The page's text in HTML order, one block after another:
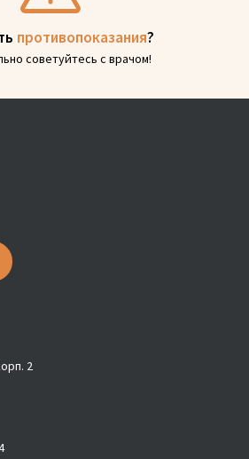
противопоказания?
советуйтесь с врачом!
2